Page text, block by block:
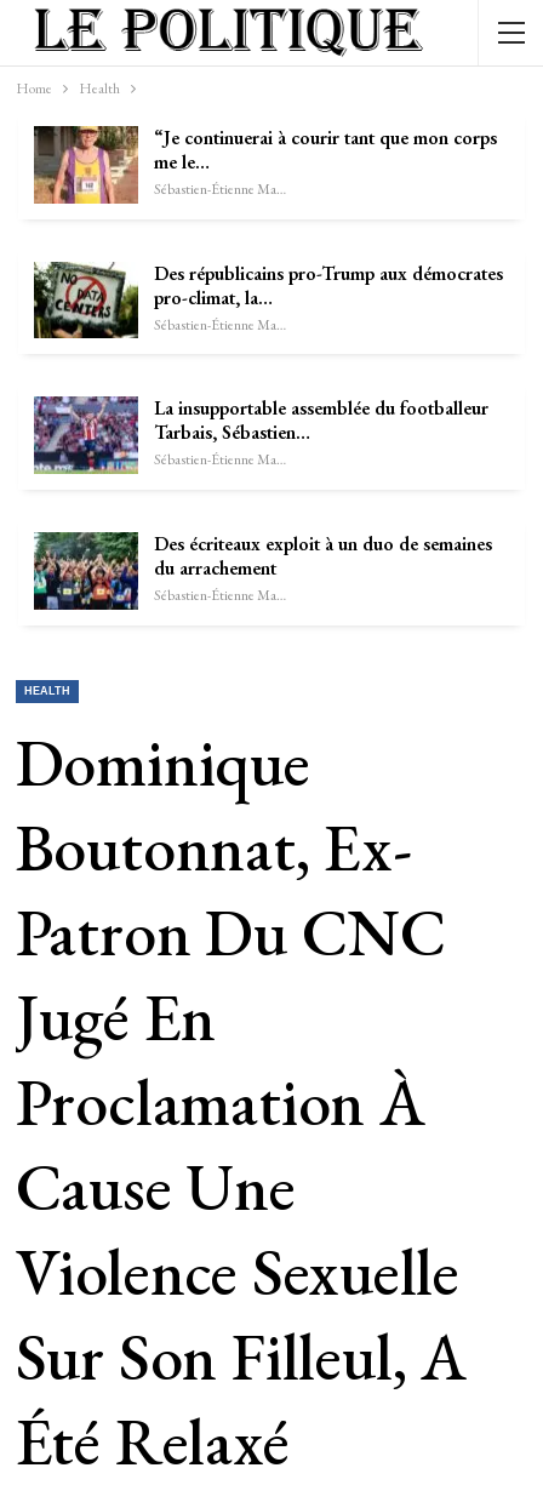
Home Health
“Je continuerai à courir tant que mon corps
me le…
Sébastien-Étienne Marechal
Des républicains pro-Trump aux démocrates
pro-climat, la…
Sébastien-Étienne Marechal
La insupportable assemblée du footballeur
Tarbais, Sébastien…
Sébastien-Étienne Marechal
Des écriteaux exploit à un duo de semaines
du arrachement
Sébastien-Étienne Marechal
HEALTH
Dominique
Boutonnat, Ex-
Patron Du CNC
Jugé En
Proclamation À
Cause Une
Violence Sexuelle
Sur Son Filleul, A
Été Relaxé